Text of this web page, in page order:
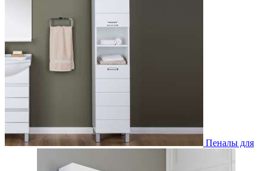
Пеналы для